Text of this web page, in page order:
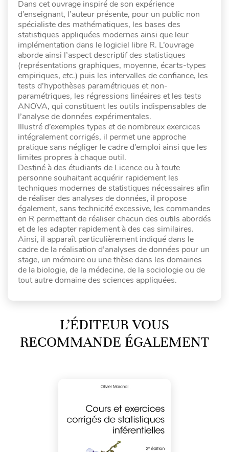
Dans cet ouvrage inspiré de son expérience
d’enseignant, l’auteur présente, pour un public non
spécialiste des mathématiques, les bases des
statistiques appliquées modernes ainsi que leur
implémentation dans le logiciel libre R. L’ouvrage
aborde ainsi l’aspect descriptif des statistiques
(représentations graphiques, moyenne, écarts-types
empiriques, etc.) puis les intervalles de confiance, les
tests d’hypothèses paramétriques et non-
paramétriques, les régressions linéaires et les tests
ANOVA, qui constituent les outils indispensables de
l’analyse de données expérimentales.
Illustré d’exemples types et de nombreux exercices
intégralement corrigés, il permet une approche
pratique sans négliger le cadre d’emploi ainsi que les
limites propres à chaque outil.
Destiné à des étudiants de Licence ou à toute
personne souhaitant acquérir rapidement les
techniques modernes de statistiques nécessaires afin
de réaliser des analyses de données, il propose
également, sans technicité excessive, les commandes
en R permettant de réaliser chacun des outils abordés
et de les adapter rapidement à des cas similaires.
Ainsi, il apparaît particulièrement indiqué dans le
cadre de la réalisation d’analyses de données pour un
stage, un mémoire ou une thèse dans les domaines
de la biologie, de la médecine, de la sociologie ou de
tout autre domaine des sciences appliquées.
L’ÉDITEUR VOUS
RECOMMANDE ÉGALEMENT